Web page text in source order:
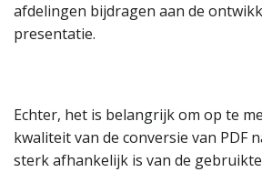
afdelingen bijdragen aan de
presentatie.
Echter, het is belangrijk om op te
kwaliteit van de conversie van PDF
sterk afhankelijk is van de